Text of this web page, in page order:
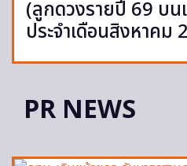
(ลูกดวงรายปี 69 บ
ประจำเดือนสิงหาคม
PR NEWS